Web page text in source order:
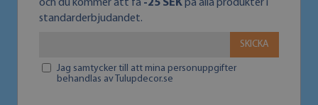
och du kommer att få -25 SEKpå alla produkter i
standarderbjudandet.
SKICKA
Jag samtycker till att mina personuppgifter
behandlas av Tulupdecor.se